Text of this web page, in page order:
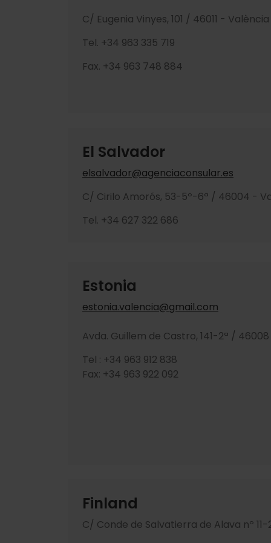
C/ Eugenia Vinyes, 101 / 46011 - València
Tel. +34 963 335 719
Fax. +34 963 748 884
El Salvador
elsalvador@agenciaconsular.es
C/ Cirilo Amorós, 53-5º-6ª / 46004 -
Tel. +34 627 322 686
Estonia
estonia.valencia@gmail.com
Avda. Guillem de Castro, 141-2ª /
Tel : +34 963 912 838
Fax: +34 963 922 092
Finland
C/ Conde de Salvatierra de Alava nº